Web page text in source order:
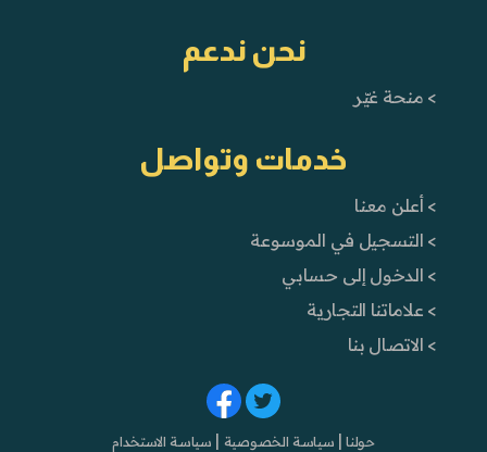
نحن ندعم
> منحة غيّر
خدمات وتواصل
> أعلن معنا
> التسجيل في الموسوعة
> الدخول إلى حسابي
> علاماتنا التجارية
> الاتصال بنا
حولنا | سياسة الخصوصية | سياسة الاستخدام